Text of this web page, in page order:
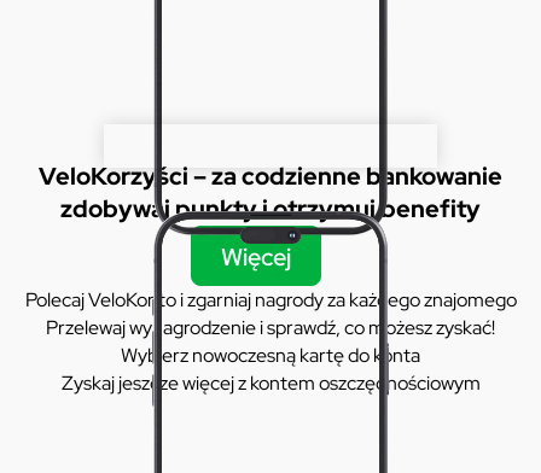
VeloKorzyści – za codzienne bankowanie
zdobywaj punkty i otrzymuj benefity
Więcej
Polecaj VeloKonto i zgarniaj nagrody za każdego znajomego
Przelewaj wynagrodzenie i sprawdź, co możesz zyskać!
Wybierz nowoczesną kartę do konta
Zyskaj jeszcze więcej z kontem oszczędnościowym